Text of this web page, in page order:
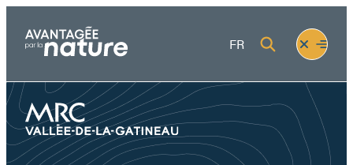
content
FR
Fermer
le
menu
Ouvrir
le